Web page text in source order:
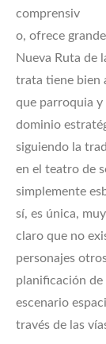
comprensiv
o, ofrece
Nueva Ruta de
trata tiene bien
que parroquia
dominio
siguiendo la
en el teatro de
simplemente
sí, es única,
claro que no
personajes
planificación de
escenario
través de las